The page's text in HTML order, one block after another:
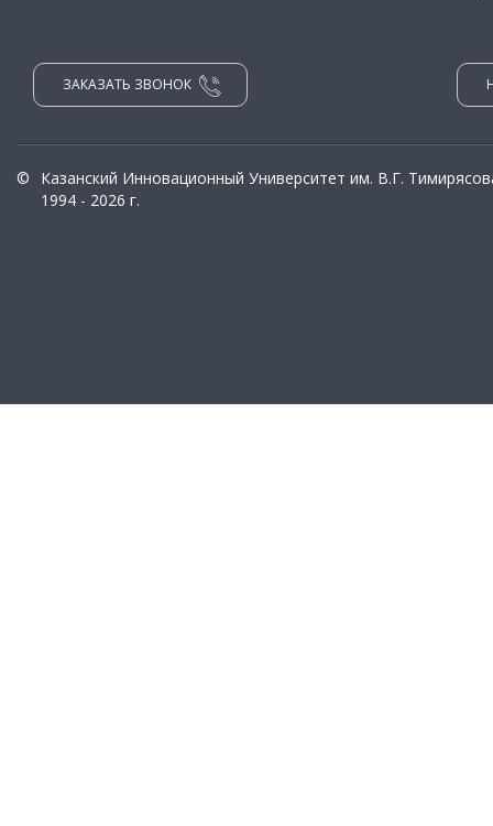
ЗАКАЗАТЬ ЗВОНОК
©
Казанский Инновационный Университет им. В.Г.
1994 - 2026 г.